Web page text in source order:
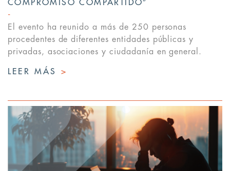
COMPROMISO COMPARTIDO”
El evento ha reunido a más de 250 personas
procedentes de diferentes entidades públicas y
privadas, asociaciones y ciudadanía en general.
LEER MÁS >